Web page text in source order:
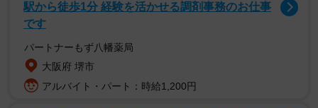
難波さんは半世紀以上、日本三名園の一つ・岡山後楽園
を中心に市内で昆虫の生態を写真や映像に収め、国内や英
駅から徒歩1分 経験を活かせる調剤事務のお仕事
です
パートナーもず八幡薬局
大阪府 堺市
アルバイト・パート：時給1,200円